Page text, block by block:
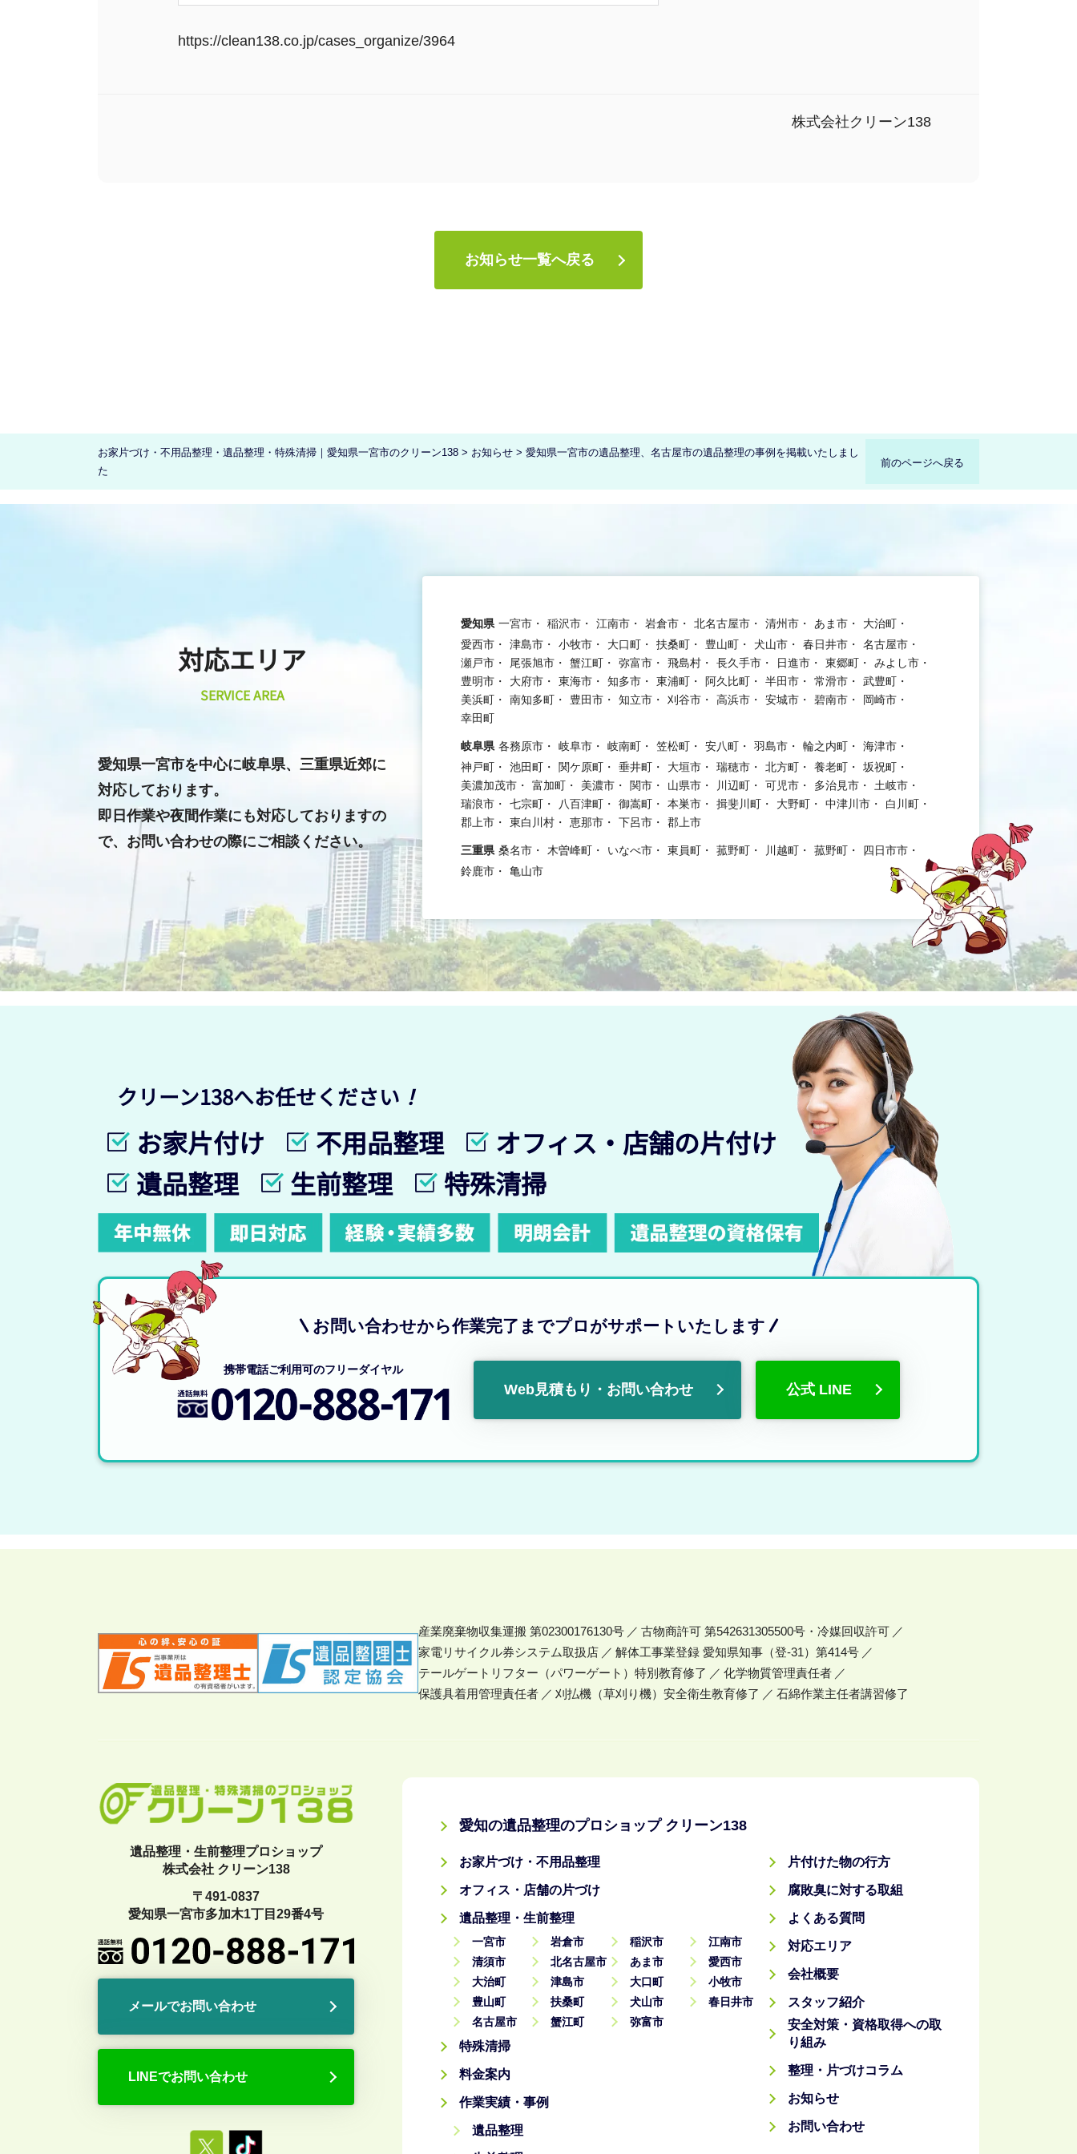
https://clean138.co.jp/cases_organize/3964
株式会社クリーン138
お知らせ一覧へ戻る
お家片づけ・不用品整理・遺品整理・特殊清掃｜愛知県一宮市のクリーン138 > お知らせ > 愛知県一宮市の遺品整理、名古屋市の遺品整理の事例を掲載いたしまし
た
前のページへ戻る
対応エリア
SERVICE AREA
愛知県一宮市を中心に岐阜県、三重県近郊に
対応しております。
即日作業や夜間作業にも対応しておりますの
で、お問い合わせの際にご相談ください。
愛知県 一宮市 稲沢市 江南市 岩倉市 北名古屋市 清州市 あま市
大治町
愛西市
津島市 小牧市 大口町 扶桑町 豊山町 犬山市 春日井市
名古屋市
瀬戸市
尾張旭市 蟹江町 弥富市 飛島村 長久手市 日進市 東郷町
みよし市
豊明市
大府市 東海市 知多市 東浦町 阿久比町 半田市 常滑市
武豊町
美浜町
南知多町 豊田市 知立市 刈谷市 高浜市 安城市 碧南市
岡崎市
幸田町
岐阜県 各務原市 岐阜市 岐南町 笠松町 安八町 羽島市 輪之内町
海津市
神戸町
池田町 関ケ原町 垂井町 大垣市 瑞穂市 北方町 養老町
坂祝町
美濃加茂市
富加町 美濃市 関市 山県市 川辺町 可児市 多治見市
土岐市
瑞浪市
七宗町 八百津町 御嵩町 本巣市 揖斐川町 大野町 中津川市
白川町
郡上市
東白川村 恵那市 下呂市 郡上市
三重県 桑名市 木曽峰町 いなべ市 東員町 菰野町 川越町 菰野町
四日市市
鈴鹿市
亀山市
クリーン138へお任せください ！
お家片付け 不用品整理
オフィス・店舗の片付け
遺品整理
生前整理 特殊清掃
お問い合わせから作業完了までプロがサポートいたします
携帯電話ご利用可のフリーダイヤル
Web見積もり・お問い合わせ 公式 LINE
産業廃棄物収集運搬 第02300176130号
古物商許可 第542631305500号・冷媒回収許可
家電リサイクル券システム取扱店
解体工事業登録 愛知県知事（登-31）第414号
テールゲートリフター（パワーゲート）特別教育修了
化学物質管理責任者
保護具着用管理責任者
刈払機（草刈り機）安全衛生教育修了 石綿作業主任者講習修了
遺品整理・生前整理プロショップ
株式会社 クリーン138
〒491-0837
愛知県一宮市多加木1丁目29番4号
メールでお問い合わせ
LINEでお問い合わせ
愛知の遺品整理のプロショップ クリーン138
お家片づけ・不用品整理
オフィス・店舗の片づけ
遺品整理・生前整理
一宮市 岩倉市 稲沢市
江南市
清須市
北名古屋市 あま市
愛西市
大治町
津島市 大口町
小牧市
豊山町
扶桑町 犬山市
春日井市
名古屋市
蟹江町 弥富市
特殊清掃
料金案内
作業実績・事例
遺品整理
片付けた物の行方
腐敗臭に対する取組
よくある質問
対応エリア
会社概要
スタッフ紹介
安全対策・資格取得への取
り組み
整理・片づけコラム
お知らせ
お問い合わせ